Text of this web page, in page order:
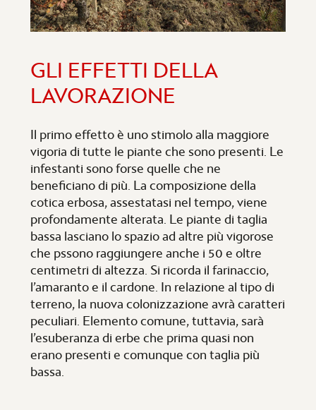
GLI EFFETTI DELLA
LAVORAZIONE
Il primo effetto è uno stimolo alla maggiore
vigoria di tutte le piante che sono presenti. Le
infestanti sono forse quelle che ne
beneficiano di più. La composizione della
cotica erbosa, assestatasi nel tempo, viene
profondamente alterata. Le piante di taglia
bassa lasciano lo spazio ad altre più vigorose
che pssono raggiungere anche i 50 e oltre
centimetri di altezza. Si ricorda il farinaccio,
l’amaranto e il cardone. In relazione al tipo di
terreno, la nuova colonizzazione avrà caratteri
peculiari. Elemento comune, tuttavia, sarà
l’esuberanza di erbe che prima quasi non
erano presenti e comunque con taglia più
bassa.